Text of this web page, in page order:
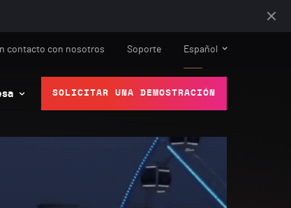
SOLICITAR UNA DEMOSTRACIÓN
contacto con nosotros Soporte Español